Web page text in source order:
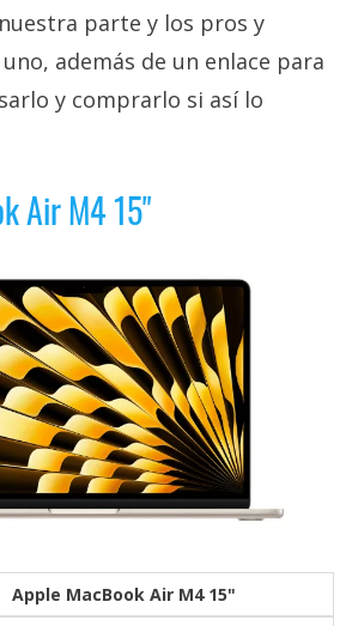
parte y los pros y
además de un enlace para
y comprarlo si así lo
Air M4 15"
Apple MacBook Air M4 15"